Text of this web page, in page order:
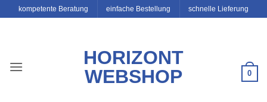
kompetente Beratung einfache Bestellung schnelle Lieferung
HORIZONT
WEBSHOP
0